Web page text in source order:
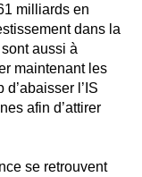
milliards en
dans la
aussi à
maintenant les
l’IS
afin d’attirer
se retrouvent